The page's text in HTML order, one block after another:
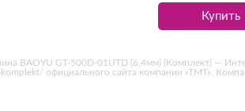
Купить
BAOYU GT-500D-01UTD (6,4мм) (Комплект) —
официального сайта компании «ТМТ».